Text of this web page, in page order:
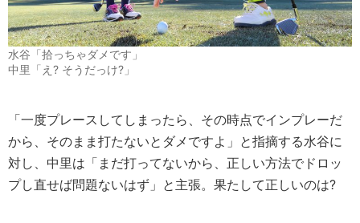
水谷「拾っちゃダメです」
中里「え? そうだっけ?」
「一度プレースしてしまったら、その時点でインプレーだ
から、そのまま打たないとダメですよ」と指摘する水谷に
対し、中里は「まだ打ってないから、正しい方法でドロッ
プし直せば問題ないはず」と主張。果たして正しいのは?